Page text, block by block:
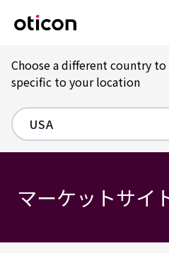
Choose a different country
specific to your location
マーケットサイ